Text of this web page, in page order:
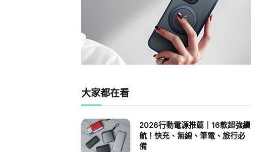
大家都在看
2026行動電源推薦｜16款超強續
航！快充、無線、筆電、旅行必
備